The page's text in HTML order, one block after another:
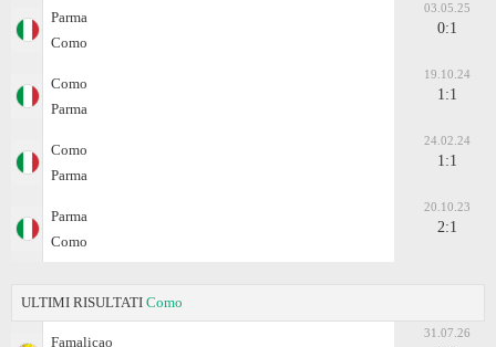
Parma
Como
03.05.25
0:1
Como
Parma
19.10.24
1:1
Como
Parma
24.02.24
1:1
Parma
Como
20.10.23
2:1
ULTIMI RISULTATI Como
Famalicao
31.07.26